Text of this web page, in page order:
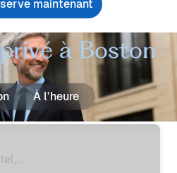
maintenant
à Boston
À l'heure